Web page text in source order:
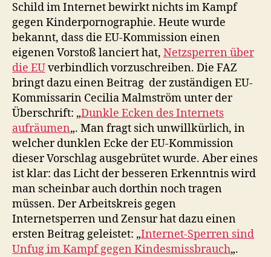
Schild im Internet bewirkt nichts im Kampf
gegen Kinderpornographie. Heute wurde
bekannt, dass die EU-Kommission einen
eigenen Vorstoß lanciert hat, Netzsperren über
die EUverbindlich vorzuschreiben. Die FAZ
bringt dazu einen Beitrag der zuständigen EU-
Kommissarin Cecilia Malmström unter der
Überschrift: „Dunkle Ecken des Internets
aufräumen„. Man fragt sich unwillkürlich, in
welcher dunklen Ecke der EU-Kommission
dieser Vorschlag ausgebrütet wurde. Aber eines
ist klar: das Licht der besseren Erkenntnis wird
man scheinbar auch dorthin noch tragen
müssen. Der Arbeitskreis gegen
Internetsperren und Zensur hat dazu einen
ersten Beitrag geleistet: „Internet-Sperren sind
Unfug im Kampf gegen Kindesmissbrauch„.